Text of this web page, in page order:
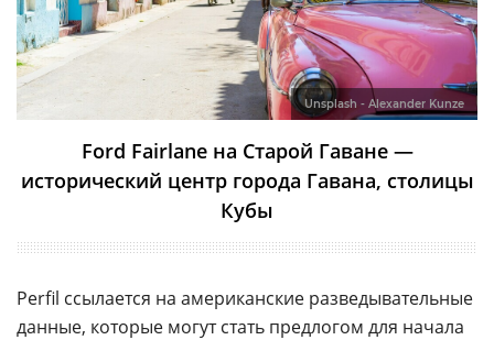
Unsplash - Alexander Kunze
Ford Fairlane на Старой Гаване —
исторический центр города Гавана, столицы
Кубы
Perfil ссылается на американские разведывательные
данные, которые могут стать предлогом для начала